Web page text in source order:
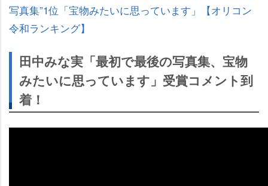
写真集”1位「宝物みたいに思っています」【オリコン
令和ランキング】
田中みな実「最初で最後の写真集、宝物
みたいに思っています」受賞コメント到
着！